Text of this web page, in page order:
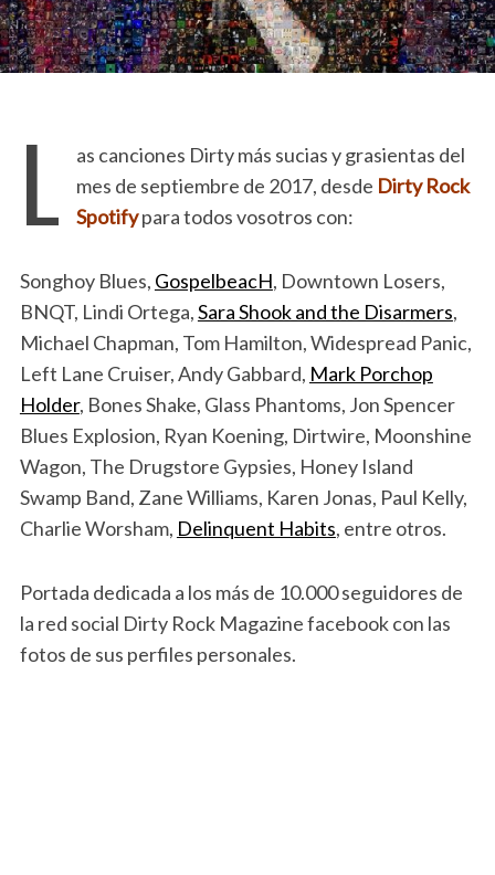
L
as canciones Dirty más sucias y grasientas del
mes de septiembre de 2017, desde Dirty Rock
Spotifypara todos vosotros con:
Songhoy Blues, GospelbeacH, Downtown Losers,
BNQT, Lindi Ortega,Sara Shook and the Disarmers,
Michael Chapman, Tom Hamilton, Widespread Panic,
Left Lane Cruiser, Andy Gabbard, Mark Porchop
Holder, Bones Shake, Glass Phantoms, Jon Spencer
Blues Explosion, Ryan Koening, Dirtwire, Moonshine
Wagon, The Drugstore Gypsies, Honey Island
Swamp Band, Zane Williams, Karen Jonas, Paul Kelly,
Charlie Worsham, Delinquent Habits, entre otros.
Portada dedicada a los más de 10.000 seguidores de
la red social Dirty Rock Magazine facebook con las
fotos de sus perfiles personales.